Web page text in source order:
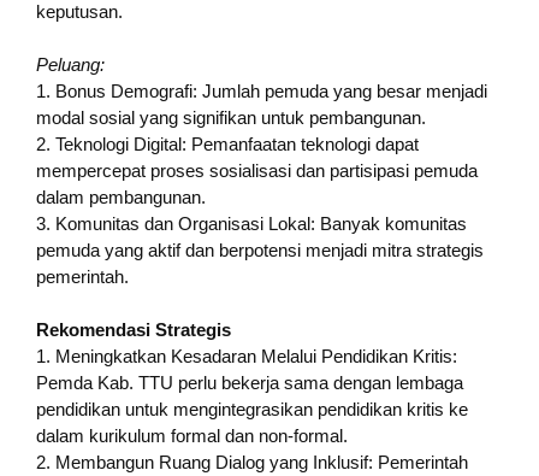
keputusan.
Peluang:
1. Bonus Demografi: Jumlah pemuda yang besar menjadi
modal sosial yang signifikan untuk pembangunan.
2. Teknologi Digital: Pemanfaatan teknologi dapat
mempercepat proses sosialisasi dan partisipasi pemuda
dalam pembangunan.
3. Komunitas dan Organisasi Lokal: Banyak komunitas
pemuda yang aktif dan berpotensi menjadi mitra strategis
pemerintah.
Rekomendasi Strategis
1. Meningkatkan Kesadaran Melalui Pendidikan Kritis:
Pemda Kab. TTU perlu bekerja sama dengan lembaga
pendidikan untuk mengintegrasikan pendidikan kritis ke
dalam kurikulum formal dan non-formal.
2. Membangun Ruang Dialog yang Inklusif: Pemerintah